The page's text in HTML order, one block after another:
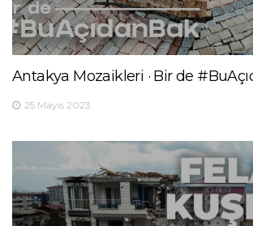
Antakya Mozaikleri · Bir de
25 Mayıs 2023